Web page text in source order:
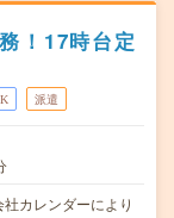
！17時台定
派遣
カレンダーにより